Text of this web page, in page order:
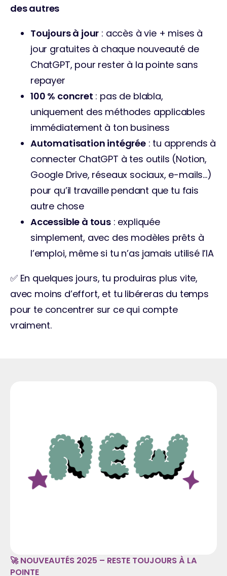
des autres
Toujours à jour : accès à vie + mises à
jour gratuites à chaque nouveauté de
ChatGPT, pour rester à la pointe sans
repayer
100 % concret : pas de blabla,
uniquement des méthodes applicables
immédiatement à ton business
Automatisation intégrée : tu apprends à
connecter ChatGPT à tes outils (Notion,
Google Drive, réseaux sociaux, e-mails…)
pour qu’il travaille pendant que tu fais
autre chose
Accessible à tous : expliquée
simplement, avec des modèles prêts à
l’emploi, même si tu n’as jamais utilisé l’IA
✅ En quelques jours, tu produiras plus vite,
avec moins d’effort, et tu libéreras du temps
pour te concentrer sur ce qui compte
vraiment.
🚀 NOUVEAUTÉS 2025 – RESTE TOUJOURS À LA
POINTE